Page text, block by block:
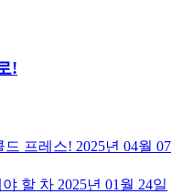
!
드 프레스! 2025년 04월 07
할 차 2025년 01월 24일